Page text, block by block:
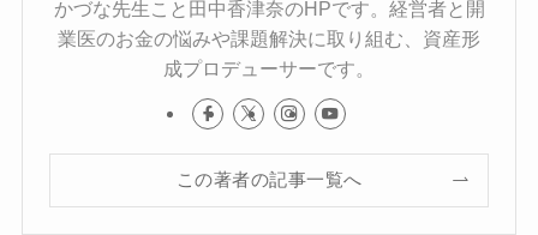
かづな先生こと田中香津奈のHPです。経営者と開
業医のお金の悩みや課題解決に取り組む、資産形
成プロデューサーです。
この著者の記事一覧へ